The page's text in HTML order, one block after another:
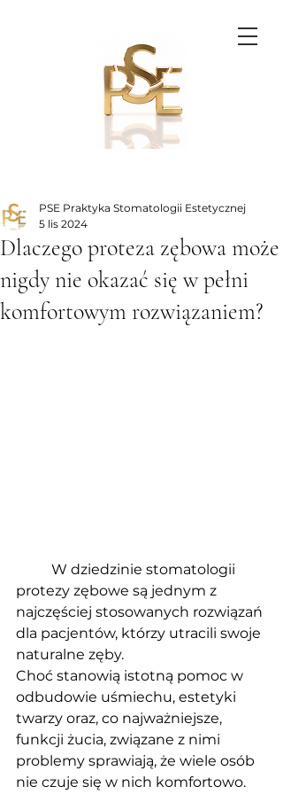
Dlaczego proteza zębowa może
nigdy nie okazać się w pełni
komfortowym rozwiązaniem?
PSE Praktyka Stomatologii Estetycznej
5 lis 2024
protezy zębowe są jednym z
najczęściej stosowanych rozwiązań
dla pacjentów, którzy utracili swoje
naturalne zęby.
Choć stanowią istotną pomoc w
odbudowie uśmiechu, estetyki
twarzy oraz, co najważniejsze,
funkcji żucia, związane z nimi
problemy sprawiają, że wiele osób
nie czuje się w nich komfortowo.